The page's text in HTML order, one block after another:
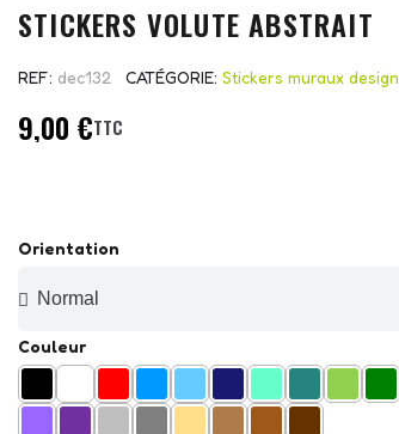
STICKERS VOLUTE ABSTRAIT
REF dec132 CATÉGORIE Stickers muraux design
9,00 €TTC
Orientation
Couleur